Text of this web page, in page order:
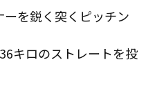
を鋭く突くピッチン
キロのストレートを投